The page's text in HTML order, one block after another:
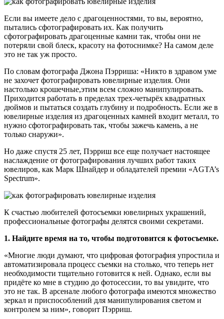
Если вы имеете дело с драгоценностями, то вы, вероятно,
пытались сфотографировать их. Как получить
сфотографировать драгоценные камни так, чтобы они не
потеряли свой блеск, красоту на фотоснимке? На самом деле
это не так уж просто.
По словам фотографа Джона Пэрриша: «Никто в здравом уме
не захочет фотографировать ювелирные изделия. Они
настолько крошечные,этим всем сложно манипулировать.
Приходится работать в пределах трех-четырёх квадратных
дюймов и пытаться создать глубину и подробность. Если же в
ювелирные изделия из драгоценных камней входит металл, то
нужно сфотографировать так, чтобы зажечь камень, а не
только снаружи».
Но даже спустя 25 лет, Пэрриш все еще ​​получает настоящее
наслаждение от фотографирования лучших работ таких
ювелиров, как Марк Шнайдер и обладателей премии «AGTA’s
Spectrum».
К счастью любителей фотосъемки ювелирных украшений,
профессиональные фотографы делятся своими секретами.
1. Найдите время на то, чтобы подготовится к фотосъемке.
«Многие люди думают, что цифровая фотография упростила и
автоматизировала процесс съемки на столько, что теперь нет
необходимости тщательно готовится к ней. Однако, если вы
придёте ко мне в студию до фотосессии, то вы увидите, что
это не так. В арсенале любого фотографа имеются множество
зеркал и приспособлений для манипулирования светом и
контролем за ним», говорит Пэрриш.